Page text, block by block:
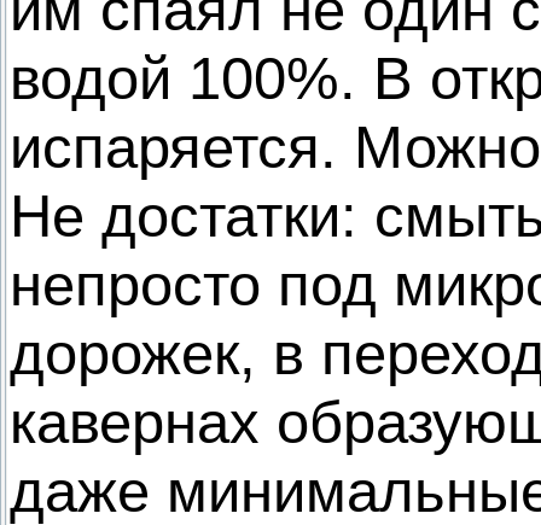
водой 100%. В
испаряется.
Не достатки:
непросто под
дорожек, в
кавернах
даже